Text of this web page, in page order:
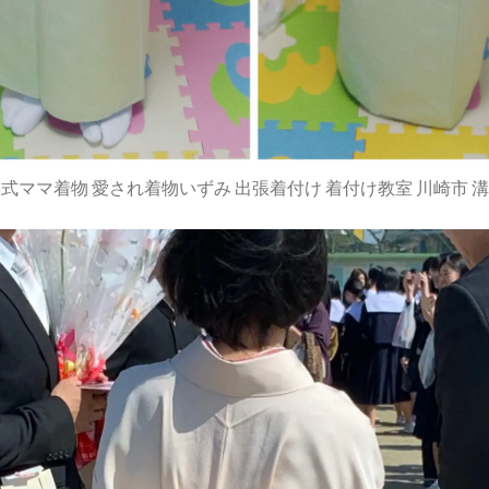
ママ着物 愛され着物いずみ 出張着付け 着付け教室 川崎市